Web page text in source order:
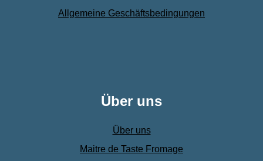
Allgemeine Geschäftsbedingungen
Über uns
Über uns
Maitre de Taste Fromage